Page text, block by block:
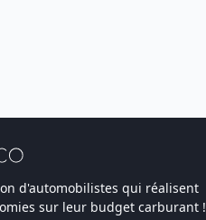
d'automobilistes qui réalisent
sur leur budget carburant !